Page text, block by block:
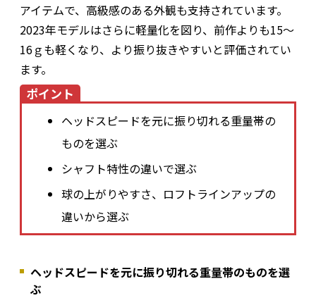
アイテムで、高級感のある外観も支持されています。
2023年モデルはさらに軽量化を図り、前作よりも15～
16ｇも軽くなり、より振り抜きやすいと評価されてい
ます。
ポイント
ヘッドスピードを元に振り切れる重量帯の
ものを選ぶ
シャフト特性の違いで選ぶ
球の上がりやすさ、ロフトラインアップの
違いから選ぶ
ヘッドスピードを元に振り切れる重量帯のものを選
ぶ